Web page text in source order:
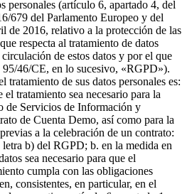
personales (artículo 6, apartado 4, del
679 del Parlamento Europeo y del
de 2016, relativo a la protección de las
respecta al tratamiento de datos
de estos datos y por el que
46/CE, en lo sucesivo, «RGPD»).
tratamiento de sus datos personales es:
el tratamiento sea necesario para la
de Servicios de Información y
de Cuenta Demo, así como para la
a la celebración de un contrato:
b) del RGPD; b. en la medida en
sea necesario para que el
cumpla con las obligaciones
consistentes, en particular, en el